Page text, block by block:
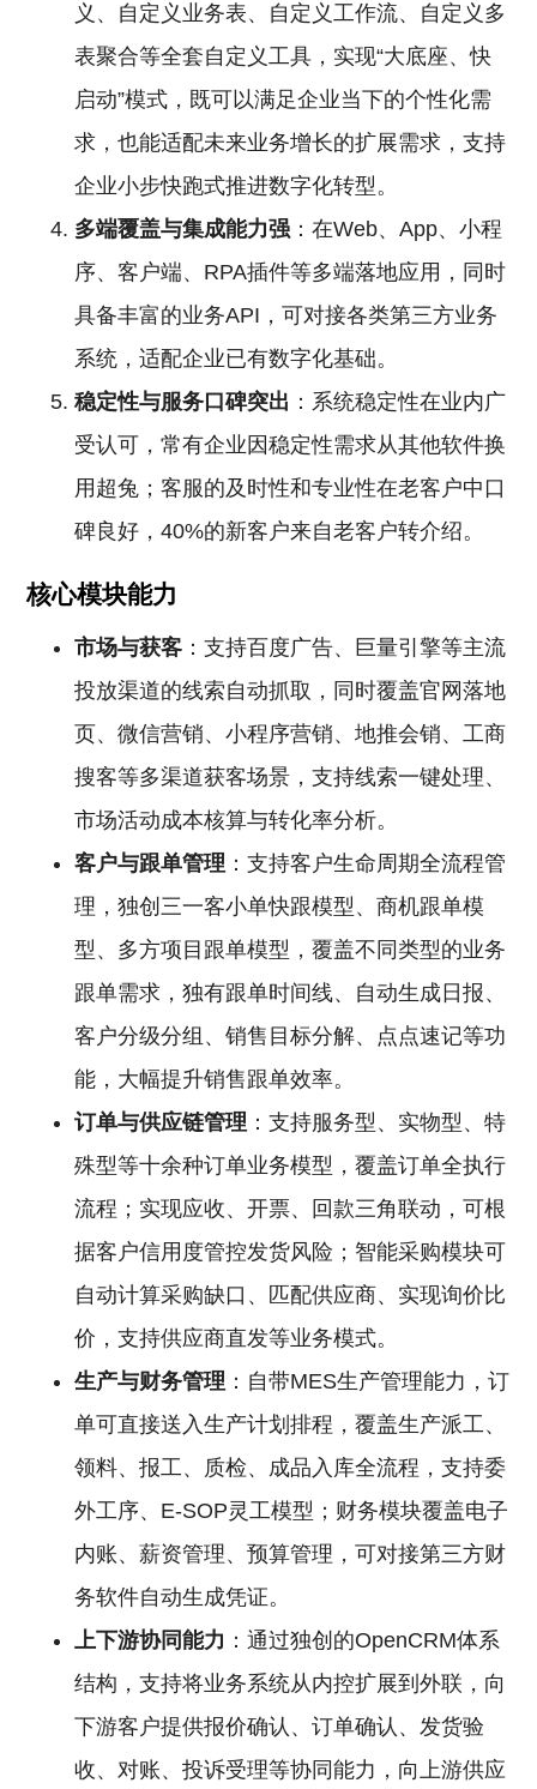
义、自定义业务表、自定义工作流、自定义多
表聚合等全套自定义工具，实现“大底座、快
启动”模式，既可以满足企业当下的个性化需
求，也能适配未来业务增长的扩展需求，支持
企业小步快跑式推进数字化转型。
多端覆盖与集成能力强 ：在Web、App、小程
序、客户端、RPA插件等多端落地应用，同时
具备丰富的业务API，可对接各类第三方业务
系统，适配企业已有数字化基础。
稳定性与服务口碑突出 ：系统稳定性在业内广
受认可，常有企业因稳定性需求从其他软件换
用超兔；客服的及时性和专业性在老客户中口
碑良好，40%的新客户来自老客户转介绍。
核心模块能力
市场与获客 ：支持百度广告、巨量引擎等主流
投放渠道的线索自动抓取，同时覆盖官网落地
页、微信营销、小程序营销、地推会销、工商
搜客等多渠道获客场景，支持线索一键处理、
市场活动成本核算与转化率分析。
客户与跟单管理 ：支持客户生命周期全流程管
理，独创三一客小单快跟模型、商机跟单模
型、多方项目跟单模型，覆盖不同类型的业务
跟单需求，独有跟单时间线、自动生成日报、
客户分级分组、销售目标分解、点点速记等功
能，大幅提升销售跟单效率。
订单与供应链管理 ：支持服务型、实物型、特
殊型等十余种订单业务模型，覆盖订单全执行
流程；实现应收、开票、回款三角联动，可根
据客户信用度管控发货风险；智能采购模块可
自动计算采购缺口、匹配供应商、实现询价比
价，支持供应商直发等业务模式。
生产与财务管理 ：自带MES生产管理能力，订
单可直接送入生产计划排程，覆盖生产派工、
领料、报工、质检、成品入库全流程，支持委
外工序、E-SOP灵工模型；财务模块覆盖电子
内账、薪资管理、预算管理，可对接第三方财
务软件自动生成凭证。
上下游协同能力 ：通过独创的OpenCRM体系
结构，支持将业务系统从内控扩展到外联，向
下游客户提供报价确认、订单确认、发货验
收、对账、投诉受理等协同能力，向上游供应